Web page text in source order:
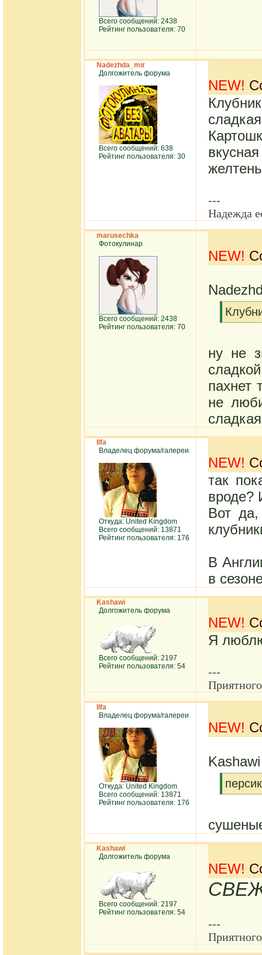
Всего сообщений: 2438
Рейтинг пользователя: 70
Nadezhda_mir
Долгожитель форума
Всего сообщений: 638
Рейтинг пользователя: 30
NEW!
---
Надежда
marusechka
Фотокулинар
Всего сообщений: 2438
Рейтинг пользователя: 70
NEW!
[q]
[/q]
ну не
пахнет
не
Ilfa
Владелец форума/галереи
Откуда: United Kingdom
Всего сообщений: 13871
Рейтинг пользователя: 176
NEW!
так
вроде?
Вот
В
в
Kashawi
Долгожитель форума
Всего сообщений: 2197
Рейтинг пользователя: 54
NEW!
Я
---
Ilfa
Владелец форума/галереи
Откуда: United Kingdom
Всего сообщений: 13871
Рейтинг пользователя: 176
NEW!
[/q]
Kashawi
Долгожитель форума
Всего сообщений: 2197
Рейтинг пользователя: 54
NEW!
---